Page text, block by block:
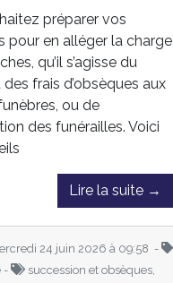
préparer vos
pour en alléger la charge
qu’il s’agisse du
frais d’obsèques aux
ou de
des funérailles. Voici
Lire la suite →
24 juin 2026 à 09:58 -
-
succession et obsèques,